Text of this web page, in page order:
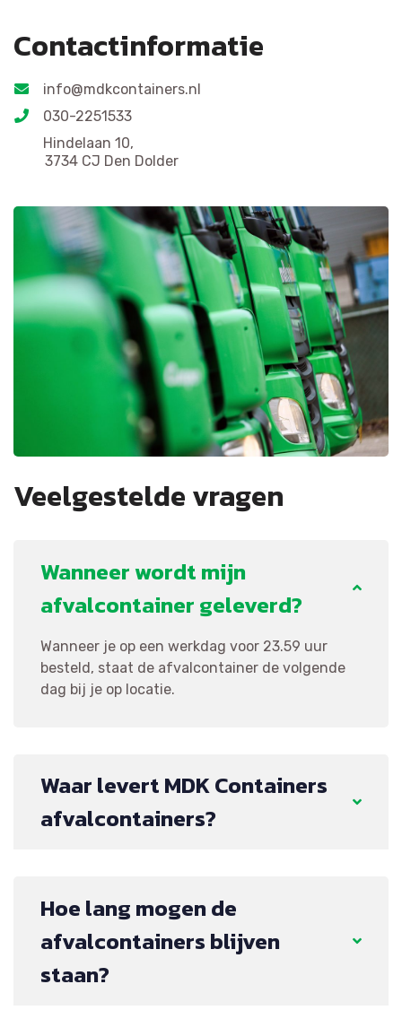
Contactinformatie
info@mdkcontainers.nl
030-2251533
Hindelaan 10,
3734 CJ Den Dolder
Veelgestelde vragen
Wanneer wordt mijn
afvalcontainer geleverd?
Wanneer je op een werkdag voor 23.59 uur
besteld, staat de afvalcontainer de volgende
dag bij je op locatie.
Waar levert MDK Containers
afvalcontainers?
Hoe lang mogen de
afvalcontainers blijven
staan?